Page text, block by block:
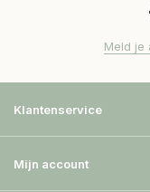
Meld je
Klantenservice
Mijn account